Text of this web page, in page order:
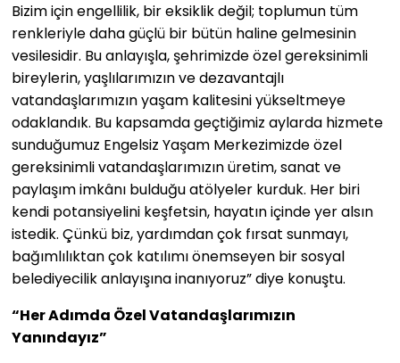
Bizim için engellilik, bir eksiklik değil; toplumun tüm
renkleriyle daha güçlü bir bütün haline gelmesinin
vesilesidir. Bu anlayışla, şehrimizde özel gereksinimli
bireylerin, yaşlılarımızın ve dezavantajlı
vatandaşlarımızın yaşam kalitesini yükseltmeye
odaklandık. Bu kapsamda geçtiğimiz aylarda hizmete
sunduğumuz Engelsiz Yaşam Merkezimizde özel
gereksinimli vatandaşlarımızın üretim, sanat ve
paylaşım imkânı bulduğu atölyeler kurduk. Her biri
kendi potansiyelini keşfetsin, hayatın içinde yer alsın
istedik. Çünkü biz, yardımdan çok fırsat sunmayı,
bağımlılıktan çok katılımı önemseyen bir sosyal
belediyecilik anlayışına inanıyoruz” diye konuştu.
“Her Adımda Özel Vatandaşlarımızın
Yanındayız”